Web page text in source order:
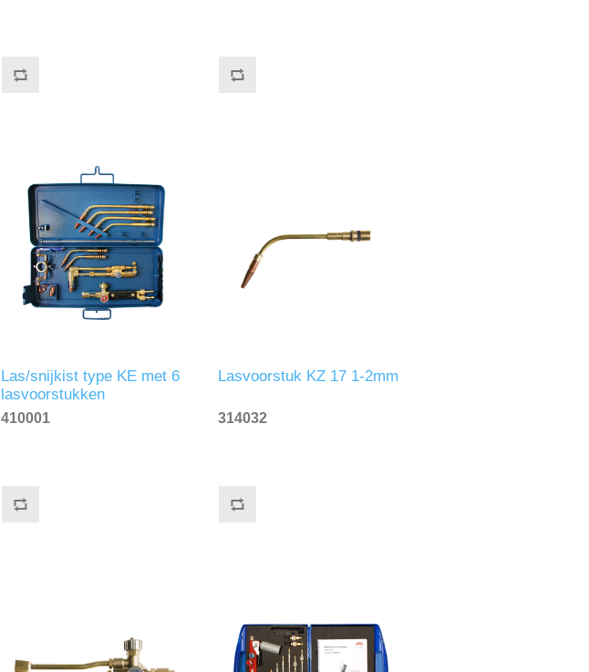
Las/snijkist type KE met 6
lasvoorstukken
410001
Lasvoorstuk KZ 17 1-2mm
314032